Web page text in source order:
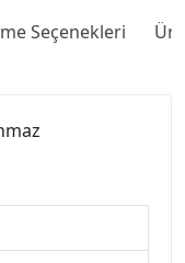
Seçenekleri